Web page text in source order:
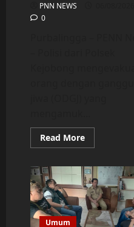
PNN NEWS
0
Read MoreRead
more
Kejobong
Evakuasi
ODGJ
Mengamuk
di
Desa
Langgar
Umum